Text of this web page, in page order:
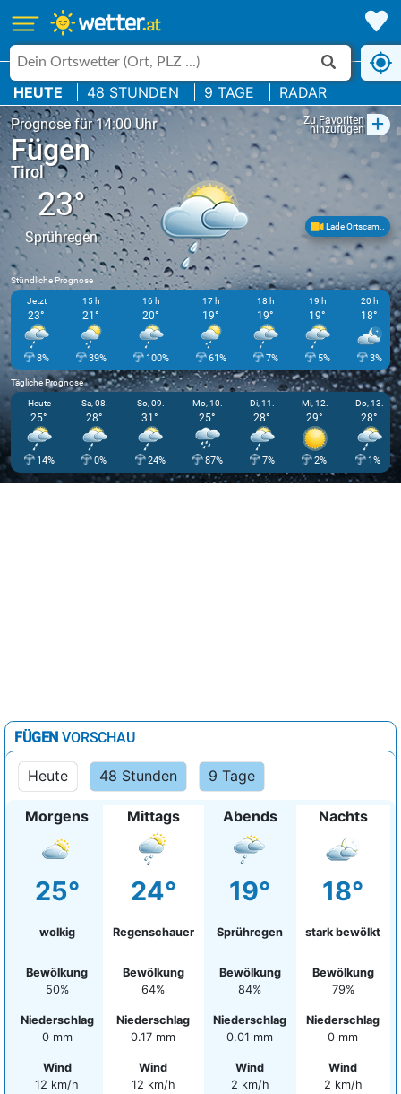
HEUTE 48 STUNDEN 9 TAGE RADAR
Prognose für 14:00 Uhr Zu Favoriten
hinzufügen +
Fügen
Tirol
23°
Sprühregen
Lade Ortscam..
Stündliche Prognose
Jetzt
23°
8%
15 h
21°
39%
16 h
20°
100%
17 h
19°
61%
18 h
19°
7%
19 h
19°
5%
20 h
18°
3%
Tägliche Prognose
Heute
25°
14%
Sa, 08.
28°
0%
So, 09.
31°
24%
Mo, 10.
25°
87%
Di, 11.
28°
7%
Mi, 12.
29°
2%
Do, 13.
28°
1%
FÜGEN VORSCHAU
Heute 48 Stunden 9 Tage
Morgens
25°
wolkig
Bewölkung
50%
Niederschlag
0 mm
Wind
12 km/h
Mittags
24°
Regenschauer
Bewölkung
64%
Niederschlag
0.17 mm
Wind
12 km/h
Abends
19°
Sprühregen
Bewölkung
84%
Niederschlag
0.01 mm
Wind
2 km/h
Nachts
18°
stark bewölkt
Bewölkung
79%
Niederschlag
0 mm
Wind
2 km/h